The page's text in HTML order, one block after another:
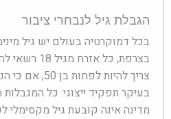
הגבלת גיל לנבחרי ציבור
בכל דמוקרטיה בעולם יש גיל
בצרפת, כל אזרח
צריך להיות לפחות
בעיקר תפקיד ייצוגי. כל המגבלות
מדינה אינה קובעת גיל מקסימלי